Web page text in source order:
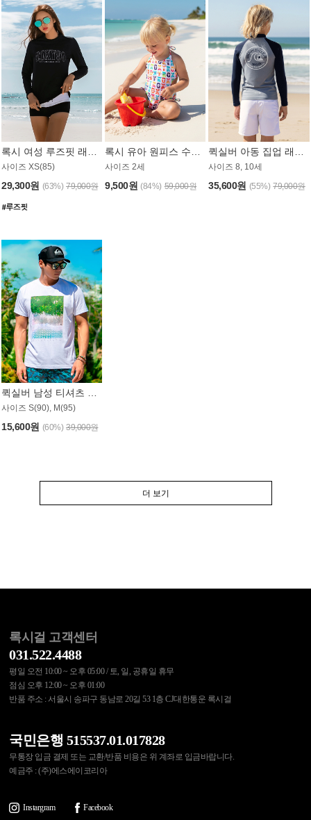
사이즈 XS(85)
29,300원 (63%) 79,000원
사이즈 2세
9,500원 (84%) 59,000원
사이즈 8, 10세
35,600원 (55%) 79,000원
퀵실버 남성 티셔츠 MST357WQS
사이즈 S(90), M(95)
15,600원 (60%) 39,000원
더 보기
록시걸 고객센터
031.522.4488
평일 오전 10:00 ~ 오후 05:00 / 토, 일, 공휴일 휴무
점심 오후 12:00 ~ 오후 01:00
반품 주소 : 서울시 송파구 동남로 20길 53 1층 CJ대한통운 록시걸
국민은행 515537.01.017828
무통장 입금 결제 또는 교환/반품 비용은 위 계좌로 입금바랍니다.
예금주 : (주)에스에이코리아
Instargram Facebook